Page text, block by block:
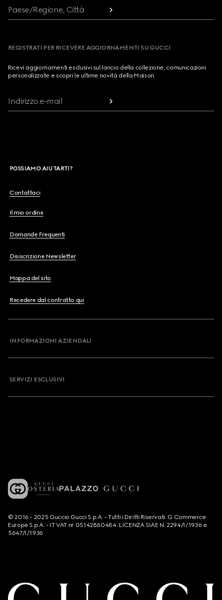
Paese/Regione, Città
REGISTRATI PER RICEVERE AGGIORNAMENTI SU GUCCI
Ricevi aggiornamenti esclusivi sul lancio della collezione, comunicazioni
personalizzate e scopri le ultime novità della Maison.
Indirizzo e-mail
POSSIAMO AIUTARTI?
Contattaci
Il mio ordine
Domande Frequenti
Disiscrizione Newsletter
Mappa del sito
Recedere dal contratto qui
INFORMAZIONI AZIENDALI
SERVIZI ESCLUSIVI
© 2016 - 2025 Guccio Gucci S.p.A. - Tutti i Diritti Riservati. G Commerce
Europe S.p.A. - IT VAT nr 05142860484. LICENZA SIAE N. 2294/I/1936 e
5647/I/1936